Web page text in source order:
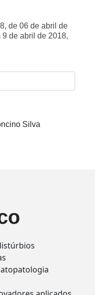
de 06 de abril de
de abril de 2018,
Silva